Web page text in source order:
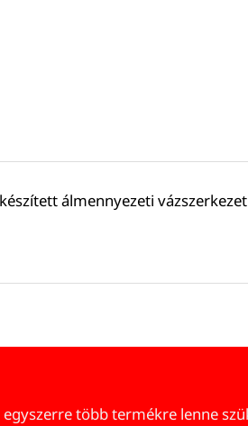
álmennyezeti
több termékre lenne